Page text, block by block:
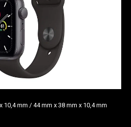
10,4 mm / 44 mm x 38 mm x 10,4 mm